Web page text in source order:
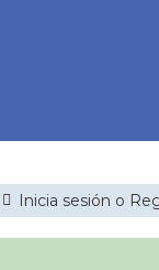
Inicia sesión o